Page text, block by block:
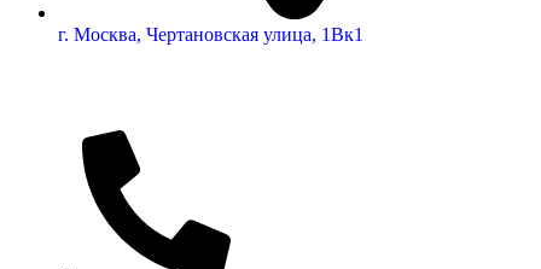
г. Москва, Чертановская улица, 1Вк1